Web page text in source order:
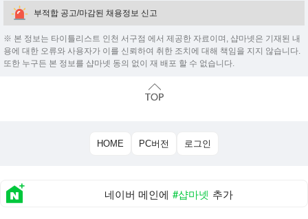
부적합 공고/마감된 채용정보 신고
※ 본 정보는 타이틀리스트 인천 서구점 에서 제공한 자료이며, 샵마넷은 기재된 내
용에 대한 오류와 사용자가 이를 신뢰하여 취한 조치에 대해 책임을 지지 않습니다.
또한 누구든 본 정보를 샵마넷 동의 없이 재 배포 할 수 없습니다.
HOME PC버전 로그인
네이버 메인에 #샵마넷 추가